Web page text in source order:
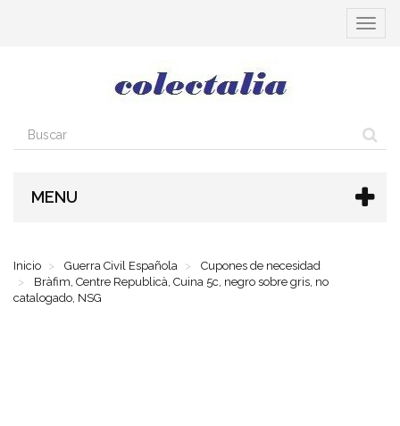
MENU
Inicio Guerra Civil Española
Cupones de necesidad
Bràfim, Centre Republicà, Cuina 5c, negro sobre gris, no
catalogado, NSG